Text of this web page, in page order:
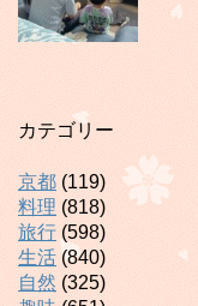
カテゴリー
京都 (119)
料理 (818)
旅行 (598)
生活 (840)
自然 (325)